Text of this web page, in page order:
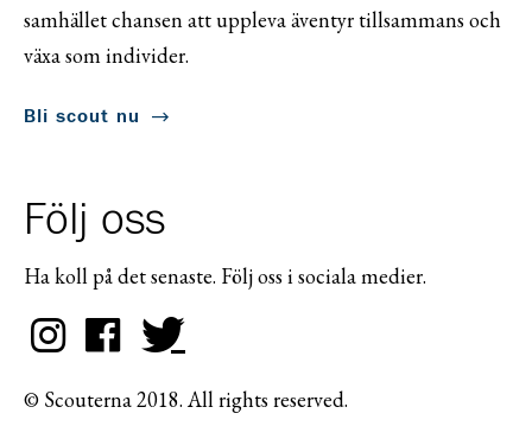
samhället chansen att uppleva äventyr tillsammans och
växa som individer.
Bli scout nu
Följ oss
Ha koll på det senaste. Följ oss i sociala medier.
© Scouterna 2018. All rights reserved.